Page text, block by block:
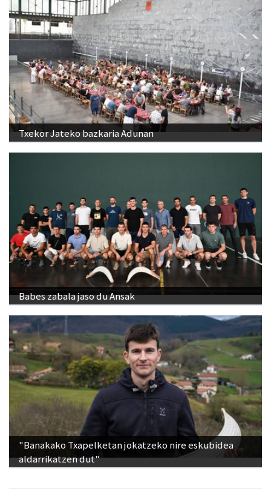
Txekor Jateko bazkaria Adunan
Babes zabala jaso du Ansak
"Banakako Txapelketan jokatzeko nire eskubidea
aldarrikatzen dut"